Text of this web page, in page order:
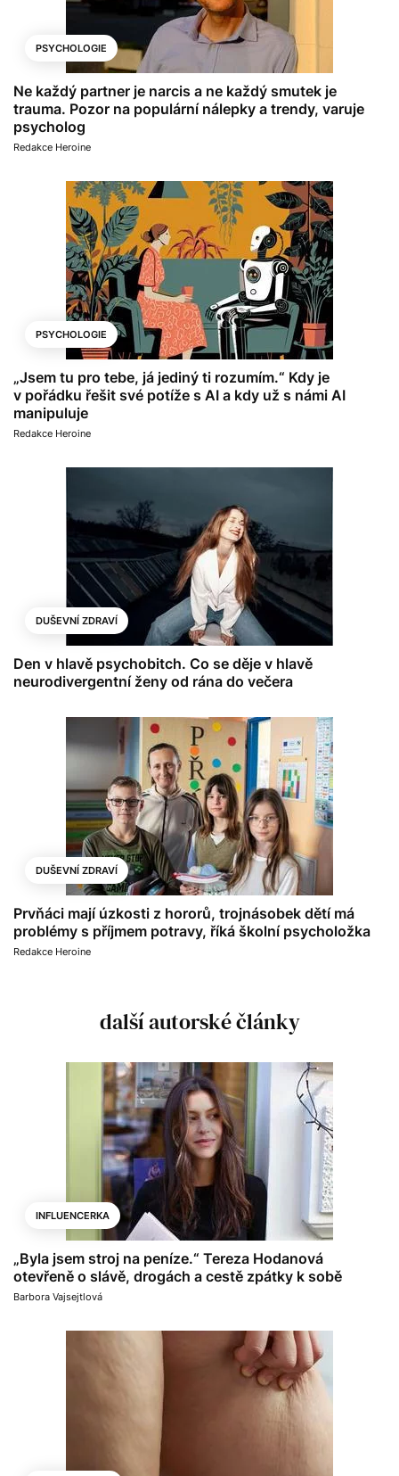
PSYCHOLOGIE
Ne každý partner je narcis a ne každý smutek je
trauma. Pozor na populární nálepky a trendy, varuje
psycholog
Redakce Heroine
PSYCHOLOGIE
„Jsem tu pro tebe, já jediný ti rozumím.“ Kdy je
v pořádku řešit své potíže s AI a kdy už s námi AI
manipuluje
Redakce Heroine
DUŠEVNÍ ZDRAVÍ
Den v hlavě psychobitch. Co se děje v hlavě
neurodivergentní ženy od rána do večera
DUŠEVNÍ ZDRAVÍ
Prvňáci mají úzkosti z hororů, trojnásobek dětí má
problémy s příjmem potravy, říká školní psycholožka
Redakce Heroine
další autorské články
INFLUENCERKA
„Byla jsem stroj na peníze.“ Tereza Hodanová
otevřeně o slávě, drogách a cestě zpátky k sobě
Barbora Vajsejtlová